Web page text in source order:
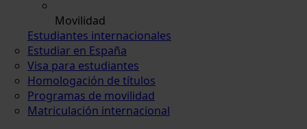
Movilidad
Estudiantes internacionales
Estudiar en España
Visa para estudiantes
Homologación de títulos
Programas de movilidad
Matriculación internacional